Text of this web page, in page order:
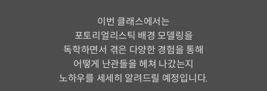
이번 클래스에서는
포토리얼리스틱 배경 모델링을
독학하면서 겪은 다양한 경험을 통해
어떻게 난관들을 헤쳐 나갔는지
노하우를 세세히 알려드릴 예정입니다.